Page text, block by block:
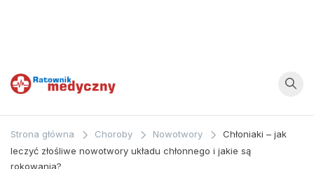
Ratownik
Medyczny
zagadnieniom z
dziedziny
Strona główna Choroby Nowotwory
Chłoniaki – jak
leczyć złośliwe nowotwory układu chłonnego i jakie są
rokowania?